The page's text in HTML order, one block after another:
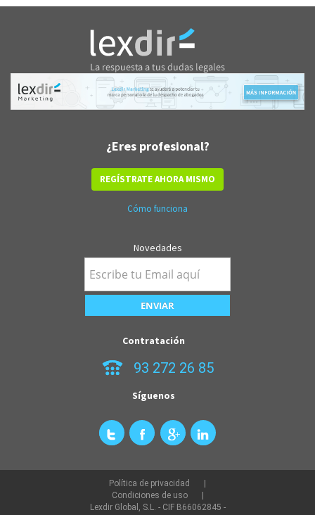
¿Eres profesional?
REGÍSTRATE AHORA MISMO
Cómo funciona
Novedades
Contratación
93 272 26 85
Síguenos
Política de privacidad
Condiciones de uso
Lexdir Global, S.L. - CIF B66062845 -